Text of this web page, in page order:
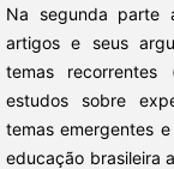
Na segunda parte
artigos e seus
temas recorrentes
estudos sobre
temas emergentes
educação brasileira